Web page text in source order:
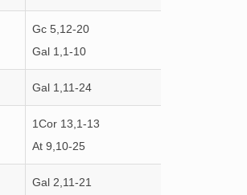
Gc 5,12-20
Gal 1,1-10
Gal 1,11-24
1Cor 13,1-13
At 9,10-25
Gal 2,11-21